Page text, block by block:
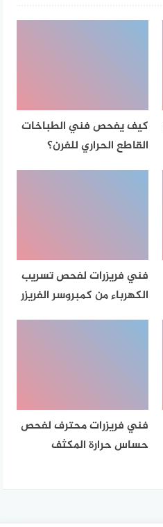
كيف يفحص فني الطباخات
القاطع الحراري للفرن؟
فني فريزرات لفحص تسريب
الكهرباء من كمبروسر الفريزر
فني فريزرات محترف لفحص
حساس حرارة المكثف